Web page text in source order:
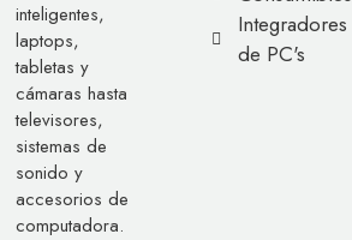
inteligentes,
laptops,
tabletas y
cámaras hasta
televisores,
sistemas de
sonido y
accesorios de
computadora.
Integradores
de PC's